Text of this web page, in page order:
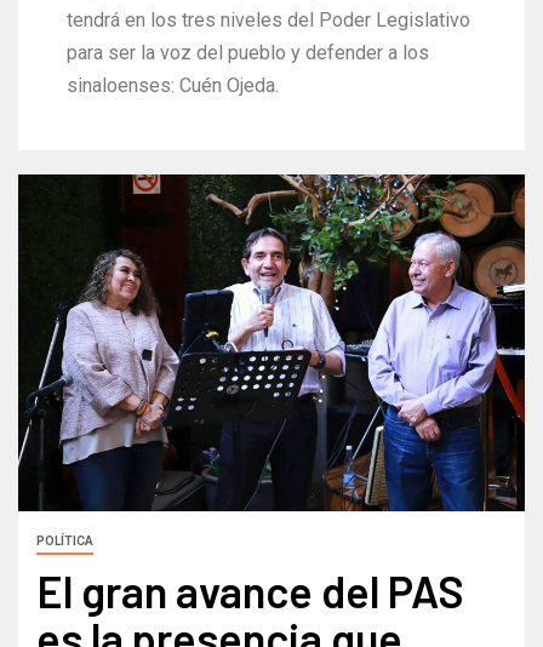
tendrá en los tres niveles del Poder Legislativo
para ser la voz del pueblo y defender a los
sinaloenses: Cuén Ojeda.
POLÍTICA
El gran avance del PAS